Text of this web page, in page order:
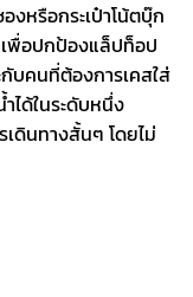
งหรือกระเป๋าโน้ตบุ๊ก
พื่อปกป้องแล็ปท็อป
บคนที่ต้องการเคสใส่
ได้ในระดับหนึ่ง
เดินทางสั้นๆ โดยไม่